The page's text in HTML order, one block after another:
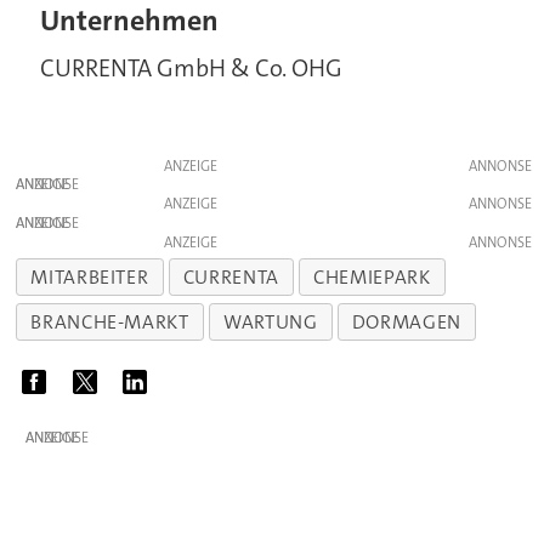
Unternehmen
CURRENTA GmbH & Co. OHG
ANZEIGE
ANZEIGE
ANZEIGE
ANZEIGE
ANZEIGE
MITARBEITER CURRENTA
CHEMIEPARK
BRANCHE-MARKT
WARTUNG DORMAGEN
ANZEIGE